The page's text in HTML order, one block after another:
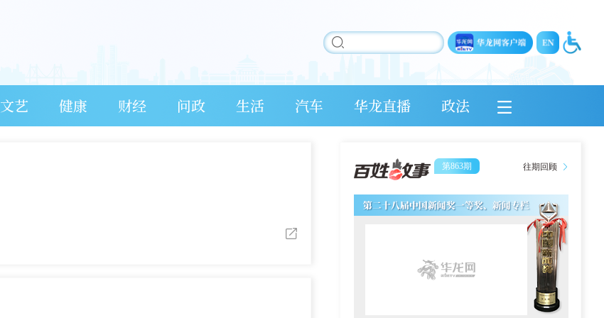
文艺 健康 财经 问政 生活 汽车 华龙直播 政法
第863期 往期回顾